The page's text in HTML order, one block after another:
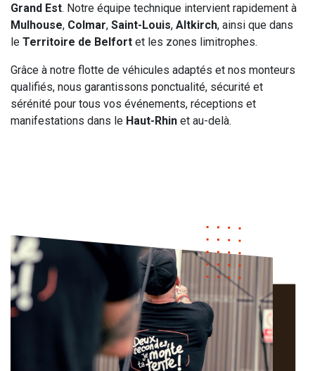
Grand Est. Notre équipe technique intervient rapidement à
Mulhouse, Colmar, Saint-Louis, Altkirch, ainsi que dans
le Territoire de Belfort et les zones limitrophes.
Grâce à notre flotte de véhicules adaptés et nos monteurs
qualifiés, nous garantissons ponctualité, sécurité et
sérénité pour tous vos événements, réceptions et
manifestations dans le Haut-Rhin et au-delà.